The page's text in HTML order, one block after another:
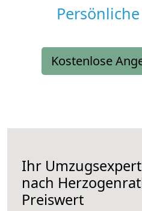
Kostenlose
Ihr
nach
Preiswert